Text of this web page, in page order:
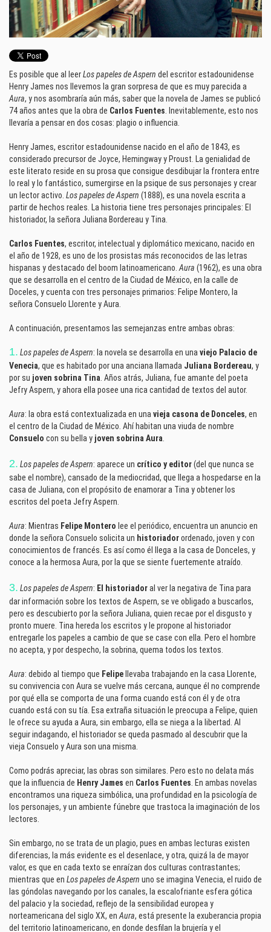
Es posible que al leerLos papeles de Aspern del escritor estadounidense
Henry James nos llevemos la gran sorpresa de que es muy parecida a
Aura, y nos asombraría aún más, saber que la novela de James se publicó
74 años antes que la obra de Carlos Fuentes. Inevitablemente, esto nos
llevaría a pensar en dos cosas: plagio o influencia.
Henry James, escritor estadounidense nacido en el año de 1843, es
considerado precursor de Joyce, Hemingway y Proust. La genialidad de
este literato reside en su prosa que consigue desdibujar la frontera entre
lo real y lo fantástico, sumergirse en la psique de sus personajes y crear
un lector activo. Los papeles de Aspern (1888), es una novela escrita a
partir de hechos reales. La historia tiene tres personajes principales: El
historiador, la señora Juliana Bordereau y Tina.
Carlos Fuentes, escritor, intelectual y diplomático mexicano, nacido en
el año de 1928, es uno de los prosistas más reconocidos de las letras
hispanas y destacado del boom latinoamericano.Aura (1962), es una obra
que se desarrolla en el centro de la Ciudad de México, en la calle de
Doceles, y cuenta con tres personajes primarios: Felipe Montero, la
señora Consuelo Llorente y Aura.
A continuación, presentamos las semejanzas entre ambas obras:
1. Los papeles de Aspern: la novela se desarrolla en unaviejo Palacio de
Venecia, que es habitado por una anciana llamada Juliana Bordereau, y
por su joven sobrina Tina. Años atrás, Juliana, fue amante del poeta
Jefry Aspern, y ahora ella posee una rica cantidad de textos del autor.
Aura: la obra está contextualizada en unavieja casona de Donceles, en
el centro de la Ciudad de México. Ahí habitan una viuda de nombre
Consuelo con su bella y joven sobrina Aura.
2. Los papeles de Aspern: aparece un crítico y editor(del que nunca se
sabe el nombre), cansado de la mediocridad, que llega a hospedarse en la
casa de Juliana, con el propósito de enamorar a Tina y obtener los
escritos del poeta Jefry Aspern.
Aura: Mientras Felipe Montero lee el periódico, encuentra un anuncio en
donde la señora Consuelo solicita un historiadorordenado, joven y con
conocimientos de francés. Es así como él llega a la casa de Donceles, y
conoce a la hermosa Aura, por la que se siente fuertemente atraído.
3. Los papeles de Aspern: El historiadoral ver la negativa de Tina para
dar información sobre los textos de Aspern, se ve obligado a buscarlos,
pero es descubierto por la señora Juliana, quien recae por el disgusto y
pronto muere. Tina hereda los escritos y le propone al historiador
entregarle los papeles a cambio de que se case con ella. Pero el hombre
no acepta, y por despecho, la sobrina, quema todos los textos.
Aura: debido al tiempo que Felipe llevaba trabajando en la casa Llorente,
su convivencia con Aura se vuelve más cercana, aunque él no comprende
por qué ella se comporta de una forma cuando está con él y de otra
cuando está con su tía. Esa extraña situación le preocupa a Felipe, quien
le ofrece su ayuda a Aura, sin embargo, ella se niega a la libertad. Al
seguir indagando, el historiador se queda pasmado al descubrir que la
vieja Consuelo y Aura son una misma.
Como podrás apreciar, las obras son similares. Pero esto no delata más
que la influencia de Henry James en Carlos Fuentes. En ambas novelas
encontramos una riqueza simbólica, una profundidad en la psicología de
los personajes, y un ambiente fúnebre que trastoca la imaginación de los
lectores.
Sin embargo, no se trata de un plagio, pues en ambas lecturas existen
diferencias, la más evidente es el desenlace, y otra, quizá la de mayor
valor, es que en cada texto se enraízan dos culturas contrastantes;
mientras que en Los papeles de Aspern uno se imagina Venecia, el ruido de
las góndolas navegando por los canales, la escalofriante esfera gótica
del palacio y la sociedad, reflejo de la sensibilidad europea y
norteamericana del siglo XX, enAura, está presente la exuberancia propia
del territorio latinoamericano, en donde desfilan la brujería y el